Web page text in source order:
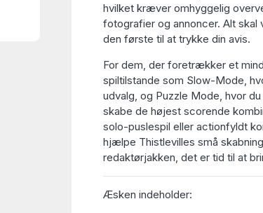
hvilket kræver omhyggelig
fotografier og annoncer. Alt
den første til at trykke din avis.
For dem, der foretrækker et
spiltilstande som Slow-Mode,
udvalg, og Puzzle Mode, hvor
skabe de højest scorende
solo-puslespil eller actionfyldt
hjælpe Thistlevilles små
redaktørjakken, det er tid til at
Æsken indeholder: